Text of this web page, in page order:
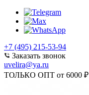
+7 (495) 215-53-94
Заказать звонок
uvelira@ya.ru
ТОЛЬКО ОПТ от 6000 ₽